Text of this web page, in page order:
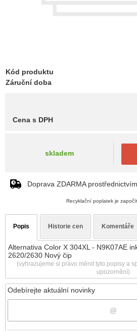
Odebírejte aktuální novinky
Kód produktu
Záruční doba
Cena s DPH
skladem
Doprava ZDARMA prostřednictvím
Recyklační poplatek je
Popis Historie cen Komentáře
Alternativa Color X 304XL - N9K07AE
2620/2630 Nový čip
(vyhrazujeme si právo měnit tyto popisy a
upozornění)